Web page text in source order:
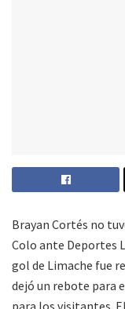
Brayan Cortés no
Colo ante Deportes
gol de Limache fue
dejó un rebote para
para los visitantes.